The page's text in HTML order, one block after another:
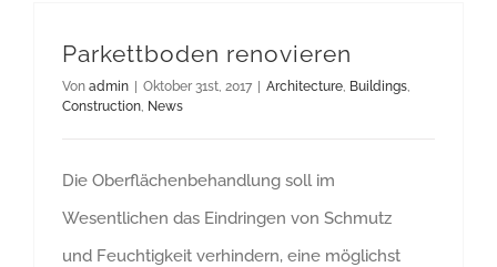
Parkettboden renovieren
Von admin | Oktober 31st, 2017 | Architecture, Buildings,
Construction, News
Die Oberflächenbehandlung soll im
Wesentlichen das Eindringen von Schmutz
und Feuchtigkeit verhindern, eine möglichst